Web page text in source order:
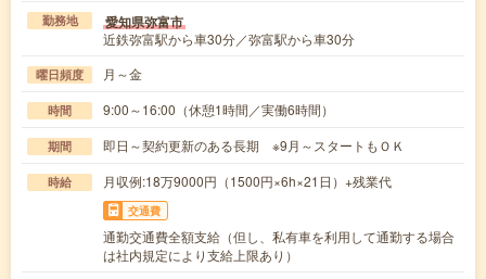
勤務地 愛知県弥富市
近鉄弥富駅から車30分／弥富駅から車30分
曜日頻度 月～金
時間 9:00～16:00（休憩1時間／実働6時間）
期間 即日～契約更新のある長期 ※9月～スタートもＯＫ
時給 月収例:18万9000円（1500円×6h×21日）+残業代
交通費
通勤交通費全額支給（但し、私有車を利用して通勤する場合
は社内規定により支給上限あり）